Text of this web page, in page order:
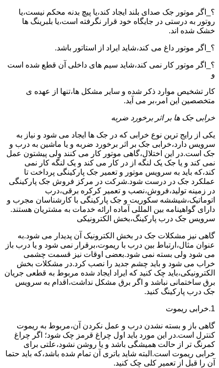
؟_اگر موتور جک صدای بلند ایجاد کند،یا پیچ بدنه محکم نیست،یا
روتور به درستی در جایگاه خود قرار نگرفته است،یا بلبرینگ ها
خشک شده اند.
؟_اگر موتور داغ می کند،شاید ایراد از استاتور باشد.
؟_اگر موتور کار نمی کند،شاید سیم های داخلی آن قطع شده است
و
کار تشخیص موارد ذکر شده و سایر مشکل ها،تنها از عهده ی
متخصصین این امر،بر می آید.
خرابی جک ها بر اثر برخورد ضربه
یکی از رایج ترین نوع خرابی که در جک ها ایجاد می شود و نیاز به
سرویس دارد،خرابی جک بر اثر برخورد ضربه و یا ماشین به درب و
جک است.در این اختلال،گاهی موتور کار می کنند ولی پیشتون عمل
نمی کند و یا جک یک لنگه از در کار می کند و یک لنگه کار نمی
کند،که باید به سرویس موتور و تعمیر جک پارکینگی پرداخت تا
عملکرد جک در درست شود.شرکت در مرکز فروش جک پارکینگی
در زمینه تولید،فروش،نصب و تعمیر کرکره برقی،درب
اتوماتیک،شیششه سکوریت و جک پارکینگی با کارشناسان مجرب و
دارای گواهینامه بین المللی آماده ارائه خدمات به مشتریان هستند.
سرویس جک درب پارکینگ،بخش الکترونیکی
گاهی نیز مشکلات جک در بخش الکترونیک آن پدیدار می شود.به
عنوان مثال،ارتباط بین درب با ریموت،برقرار نمی شود و یا درب باز
می شود ولی بسته نمی شود.بعضی اوقات نیز قسمت چشمی
خراب می شود و باید چشم جدید را نصب کرد.در مشکلات بخش
الکترونیکی،باید چک کنید که ایراد ایجاد شده مربوط به قطعی جریان
برق ساختمانی نباشد و اگر برق مشکل نداشت،اقدام به سرویس
جک درب پارکینگ کنید.
1.خرابی ریموت
گاهی باز و بسته نشدن درب و عمل نکردن آن،مربوط به ریموت
کنترل است.در این مورد باید اول چراغ قرمز چک شود؛ اگر چراغ
کمرنگ تر از حالت همیشگی باشد و یا روشن نشود،علتی برای
خرابی ریموت است.البته شاید باتری آن تمام شده باشد،که باید حتما
آن را قبل از تعمیر کلی چک کنید.